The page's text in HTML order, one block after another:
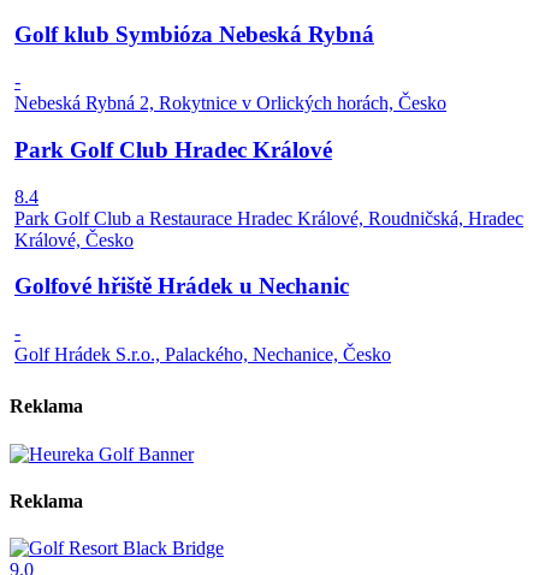
Golf klub Symbióza Nebeská Rybná
-
Nebeská Rybná 2, Rokytnice v Orlických horách, Česko
Park Golf Club Hradec Králové
8.4
Park Golf Club a Restaurace Hradec Králové, Roudničská, Hradec
Králové, Česko
Golfové hřiště Hrádek u Nechanic
-
Golf Hrádek S.r.o., Palackého, Nechanice, Česko
Reklama
Reklama
9.0